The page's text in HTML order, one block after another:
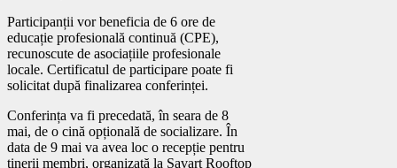
Participanții vor beneficia de 6 ore de
educație profesională continuă (CPE),
recunoscute de asociațiile profesionale
locale. Certificatul de participare poate fi
solicitat după finalizarea conferinței.
Conferința va fi precedată, în seara de 8
mai, de o cină opțională de socializare. În
data de 9 mai va avea loc o recepție pentru
tinerii membri, organizată la Savart Rooftop